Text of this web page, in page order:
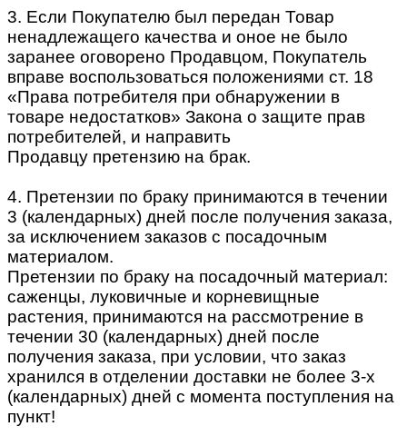
3. Если Покупателю был передан Товар
ненадлежащего качества и оное не было
заранее оговорено Продавцом, Покупатель
вправе воспользоваться положениями ст. 18
«Права потребителя при обнаружении в
товаре недостатков» Закона о защите прав
потребителей, и направить
Продавцу претензию на брак.
4. Претензии по браку принимаются в течении
3 (календарных) дней после получения заказа,
за исключением заказов с посадочным
материалом.
Претензии по браку на посадочный материал:
саженцы, луковичные и корневищные
растения, принимаются на рассмотрение в
течении 30 (календарных) дней после
получения заказа, при условии, что заказ
хранился в отделении доставки не более 3-х
(календарных) дней с момента поступления на
пункт!